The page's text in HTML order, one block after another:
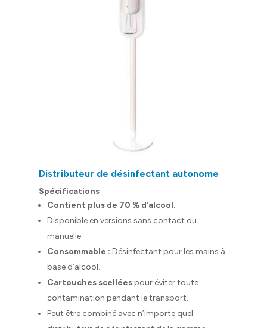
Distributeur de désinfectant autonome
Spécifications
Contient plus de 70 % d’alcool.
Disponible en versions sans contact ou
manuelle.
Consommable :Désinfectant pour les mains à
base d’alcool.
Cartouches scellées pour éviter toute
contamination pendant le transport.
Peut être combiné avec n’importe quel